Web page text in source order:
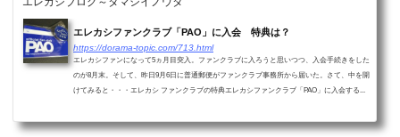
エレカシファンクラブ「PAO」に入会 特典は？
https://dorama-topic.com/713.html
エレカシファンになって5ヵ月目突入。ファンクラブに入ろうと思いつつ、入会手続きをした
のが8月末。そして、昨日9月6日に普通郵便がファンクラブ事務所から届いた。さて、中を開
けてみると・・・エレカシ ファンクラブの特典エレカシファンクラブ「PAO」に入会する...